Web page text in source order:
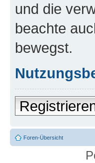
und die
beachte
bewegst.
Foren-Übersicht